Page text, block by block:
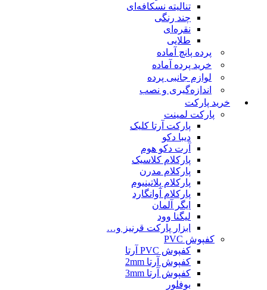
تنالیته نسکافه‌ای
چند رنگی
نقره‌ای
طلایی
پرده پانچ آماده
خرید پرده آماده
لوازم جانبی پرده
اندازه‌گیری و نصب
خرید پارکت
پارکت لمینت
پارکت آرتا کلیک
دیبا دکو
آرت دکو هوم
پارکلام کلاسیک
پارکلام مدرن
پارکلام پلاتینیوم
پارکلام آوانگارد
ایگر آلمان
لیگنا وود
ابزار پارکت قرنیز و…
کفپوش PVC
کفپوش PVC آرتا
کفپوش آرتا 2mm
کفپوش آرتا 3mm
بوفلور